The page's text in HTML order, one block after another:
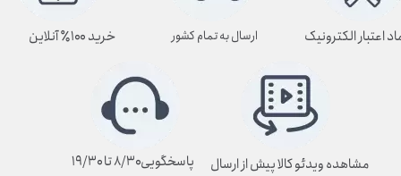
ارسال به تمام کشور
پاسخگویی۸/۳۰ تا ۱۹/۳۰
اعتبار الکترونیک خرید ۱۰۰٪ آنلاین
مشاهده ویدئو کالا پیش از ارسال